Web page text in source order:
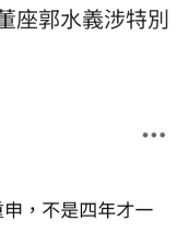
座郭水義涉特別